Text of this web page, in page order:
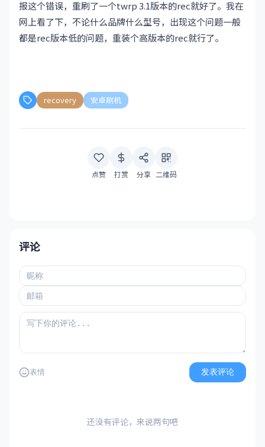
报这个错误，重刷了一个twrp 3.1版本的rec就好了。我在
网上看了下，不论什么品牌什么型号，出现这个问题一般
都是rec版本低的问题，重装个高版本的rec就行了。
recovery 安卓刷机
点赞 打赏 分享 二维码
评论
表情 发表评论
还没有评论，来说两句吧